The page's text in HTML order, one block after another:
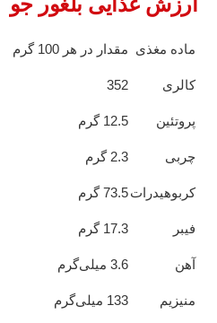
ماده مغذی مقدار در هر 100 گرم
کالری 352
پروتئین 12.5 گرم
چربی 2.3 گرم
کربوهیدرات73.5 گرم
فیبر 17.3 گرم
آهن 3.6 میلی‌گرم
منیزیم 133 میلی‌گرم